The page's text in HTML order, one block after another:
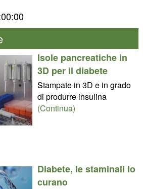
Isole pancreatiche in
3D per il diabete
Stampate in 3D e in grado
di produrre insulina
(Continua)
Diabete, le staminali lo
curano